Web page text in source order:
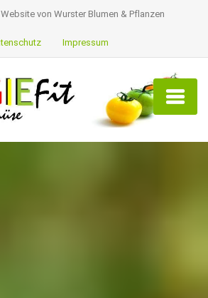
von Wurster Blumen & Pflanzen
Impressum